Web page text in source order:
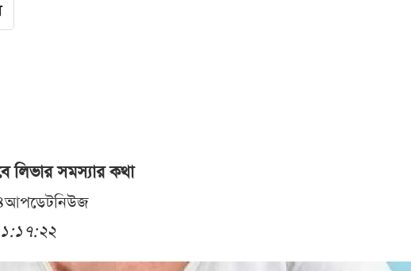
লিভার সমস্যার কথা